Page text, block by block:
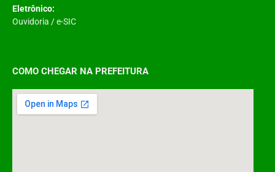
Eletrônico:
Ouvidoria /e-SIC
COMO CHEGAR NA PREFEITURA